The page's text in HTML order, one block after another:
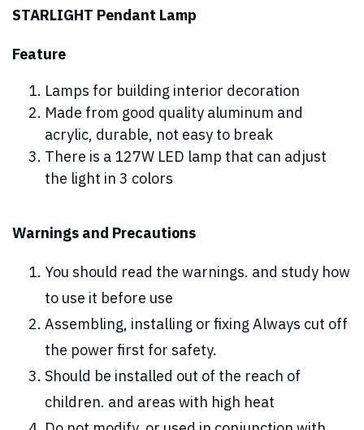
STARLIGHT Pendant Lamp
Feature
Lamps for building interior decoration
Made from good quality aluminum and
acrylic, durable, not easy to break
There is a 127W LED lamp that can adjust
the light in 3 colors
Warnings and Precautions
You should read the warnings. and study how
to use it before use
Assembling, installing or fixing Always cut off
the power first for safety.
Should be installed out of the reach of
children. and areas with high heat